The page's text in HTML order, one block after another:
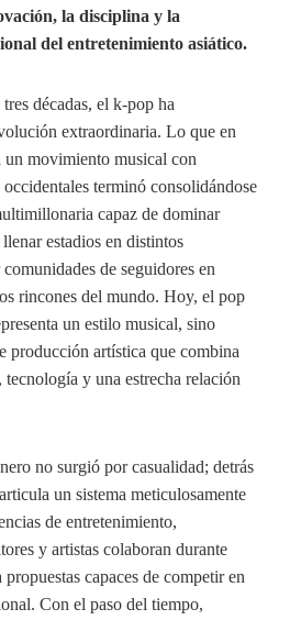
la disciplina y la
del entretenimiento asiático.
décadas, el k-pop ha
extraordinaria. Lo que en
un movimiento musical con
terminó consolidándose
capaz de dominar
estadios en distintos
de seguidores en
rincones del mundo. Hoy, el pop
un estilo musical, sino
producción artística que combina
tecnología y una estrecha relación
no surgió por casualidad; detrás
un sistema meticulosamente
de entretenimiento,
y artistas colaboran durante
capaces de competir en
Con el paso del tiempo,